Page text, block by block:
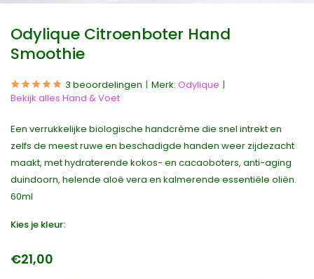
Odylique Citroenboter Hand
Smoothie
3 beoordelingen Merk: Odylique
Bekijk alles Hand & Voet
Een verrukkelijke biologische handcrème die snel intrekt en
zelfs de meest ruwe en beschadigde handen weer zijdezacht
maakt, met hydraterende kokos- en cacaoboters, anti-aging
duindoorn, helende aloë vera en kalmerende essentiële oliën.
60ml
Kies je kleur:
€21,00